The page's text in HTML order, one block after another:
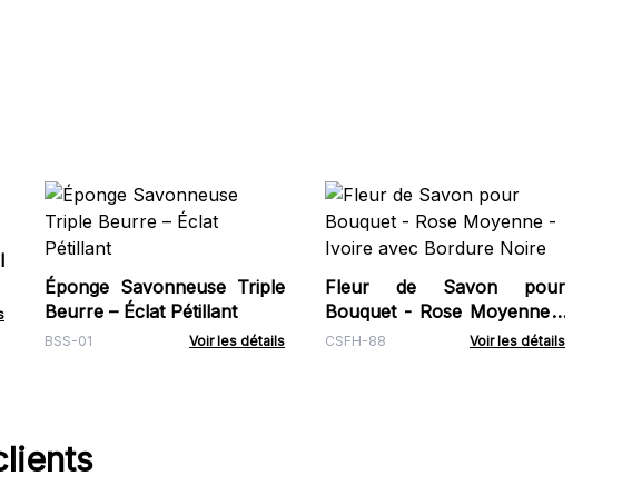
Éponge Savonneuse Triple
Beurre – Éclat Pétillant
BSS-01 Voir les détails
Fleur de Savon pour
Bouquet - Rose Moyenne -
Ivoire avec Bordure Noire
CSFH-88 Voir les détails